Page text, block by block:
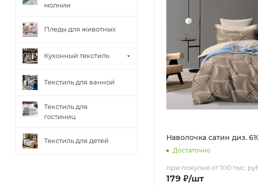
Наволочка сатин диз.
Достаточно
при покупке от 100 тыс.
179 ₽/шт
молнии
Пледы для животных
Кухонный текстиль
Текстиль для ванной
Текстиль для
гостиниц
Текстиль для детей